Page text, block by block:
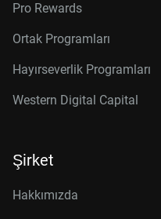
Pro Rewards
Ortak Programları
Hayırseverlik Programları
Western Digital Capital
Şirket
Hakkımızda